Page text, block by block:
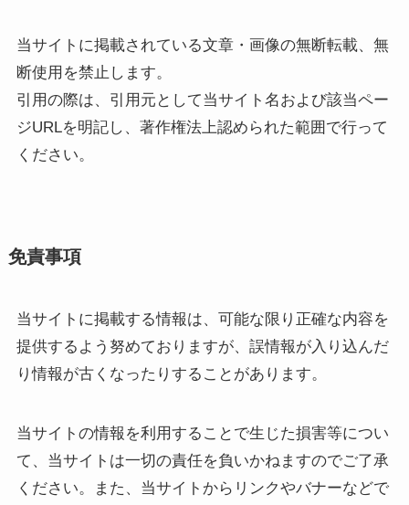
当サイトに掲載されている文章・画像の無断転載、無
断使用を禁止します。
引用の際は、引用元として当サイト名および該当ペー
ジURLを明記し、著作権法上認められた範囲で行って
ください。
免責事項
当サイトに掲載する情報は、可能な限り正確な内容を
提供するよう努めておりますが、誤情報が入り込んだ
り情報が古くなったりすることがあります。
当サイトの情報を利用することで生じた損害等につい
て、当サイトは一切の責任を負いかねますのでご了承
ください。また、当サイトからリンクやバナーなどで